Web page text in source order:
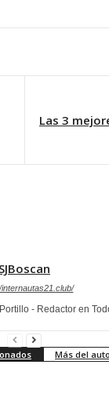
Las 3
SJBoscan
- Redactor en
Más del